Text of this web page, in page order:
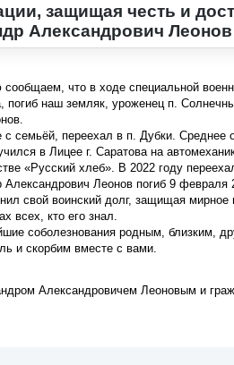
защищая честь и
Александрович Леонов
сообщаем, что в ходе специальной
погиб наш земляк, уроженец п.
с семьёй, переехал в п. Дубки. Среднее
в Лицее г. Саратова на
«Русский хлеб». В 2022 году
Леонов погиб 9 февраля
свой воинский долг, защищая
всех, кто его знал.
соболезнования родным, близким,
и скорбим вместе с вами.
Александровичем Леоновым и